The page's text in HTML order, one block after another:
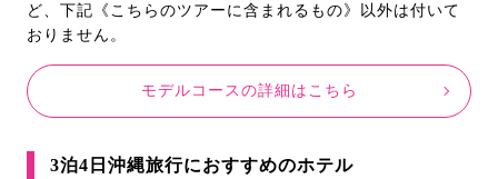
ど、下記《こちらのツアーに含まれるもの》以外は付いて
おりません。
モデルコースの詳細はこちら
3泊4日沖縄旅行におすすめのホテル